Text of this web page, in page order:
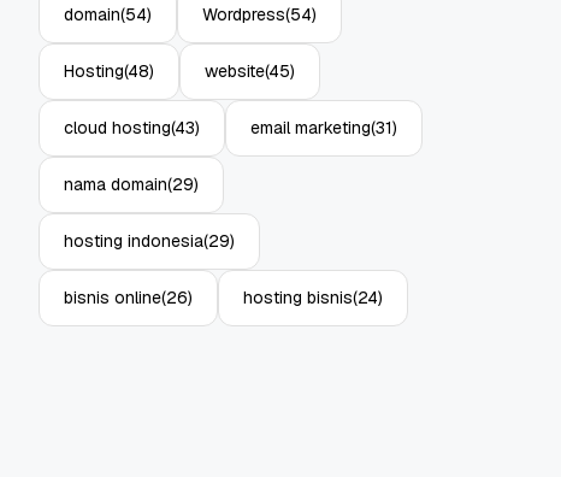
domain(54) Wordpress(54)
Hosting(48) website(45)
cloud hosting(43) email marketing(31)
nama domain(29)
hosting indonesia(29)
bisnis online(26) hosting bisnis(24)